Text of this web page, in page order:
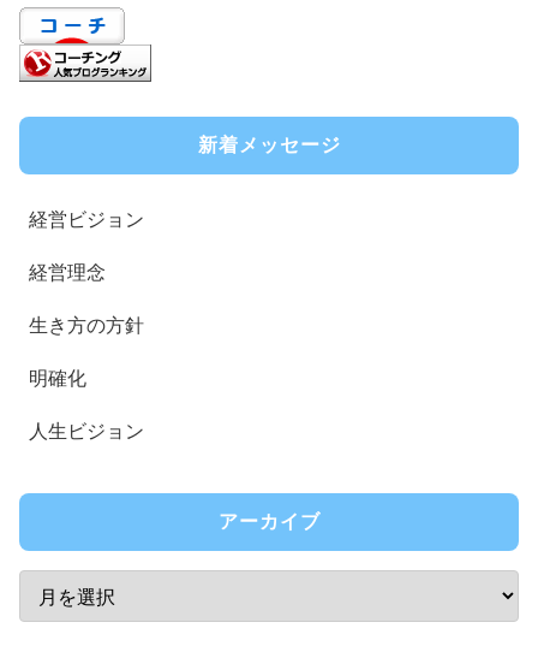
新着メッセージ
経営ビジョン
経営理念
生き方の方針
明確化
人生ビジョン
アーカイブ